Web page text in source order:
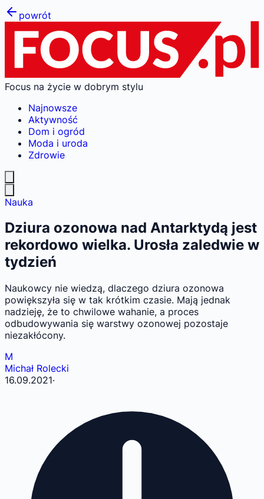
powrót
Focus na życie w dobrym stylu
Najnowsze
Aktywność
Dom i ogród
Moda i uroda
Zdrowie
Nauka
Dziura ozonowa nad Antarktydą jest
rekordowo wielka. Urosła zaledwie w
tydzień
Naukowcy nie wiedzą, dlaczego dziura ozonowa
powiększyła się w tak krótkim czasie. Mają jednak
nadzieję, że to chwilowe wahanie, a proces
odbudowywania się warstwy ozonowej pozostaje
niezakłócony.
M
Michał Rolecki
16.09.2021·